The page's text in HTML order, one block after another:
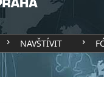
NAVŠTÍVIT